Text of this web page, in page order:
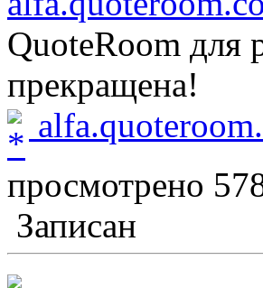
QuoteRoom для
прекращена!
просмотрено
Записан